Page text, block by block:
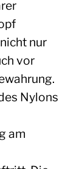
nur
vor
Nylons
am